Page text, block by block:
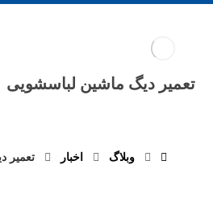
تعمیر دیگ ماشین لباسشویی
وبلاگ اخبار تعمیر